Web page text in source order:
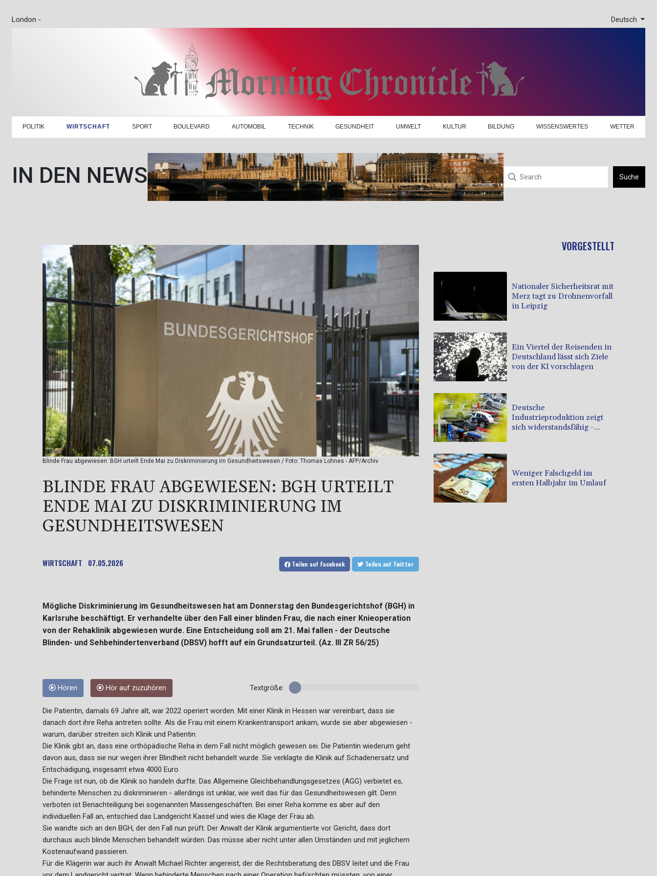
London - Deutsch
POLITIK WIRTSCHAFT SPORT BOULEVARD AUTOMOBIL TECHNIK GESUNDHEIT UMWELT KULTUR BILDUNG WISSENSWERTES WETTER
IN DEN NEWS Suche
Blinde Frau abgewiesen: BGH urteilt Ende Mai zu Diskriminierung im Gesundheitswesen / Foto: Thomas Lohnes - AFP/Archiv
BLINDE FRAU ABGEWIESEN: BGH URTEILT
ENDE MAI ZU DISKRIMINIERUNG IM
GESUNDHEITSWESEN
WIRTSCHAFT 07.05.2026 Teilen auf Facebook Teilen auf Twitter
Mögliche Diskriminierung im Gesundheitswesen hat am Donnerstag den Bundesgerichtshof (BGH) in
Karlsruhe beschäftigt. Er verhandelte über den Fall einer blinden Frau, die nach einer Knieoperation
von der Rehaklinik abgewiesen wurde. Eine Entscheidung soll am 21. Mai fallen - der Deutsche
Blinden- und Sehbehindertenverband (DBSV) hofft auf ein Grundsatzurteil. (Az. III ZR 56/25)
Hören Hör auf zuzuhören Textgröße:
Die Patientin, damals 69 Jahre alt, war 2022 operiert worden. Mit einer Klinik in Hessen war vereinbart, dass sie
danach dort ihre Reha antreten sollte. Als die Frau mit einem Krankentransport ankam, wurde sie aber abgewiesen -
warum, darüber streiten sich Klinik und Patientin.
Die Klinik gibt an, dass eine orthöpädische Reha in dem Fall nicht möglich gewesen sei. Die Patientin wiederum geht
davon aus, dass sie nur wegen ihrer Blindheit nicht behandelt wurde. Sie verklagte die Klinik auf Schadenersatz und
Entschädigung, insgesamt etwa 4000 Euro.
Die Frage ist nun, ob die Klinik so handeln durfte. Das Allgemeine Gleichbehandlungsgesetzes (AGG) verbietet es,
behinderte Menschen zu diskriminieren - allerdings ist unklar, wie weit das für das Gesundheitswesen gilt. Denn
verboten ist Benachteiligung bei sogenannten Massengeschäften. Bei einer Reha komme es aber auf den
individuellen Fall an, entschied das Landgericht Kassel und wies die Klage der Frau ab.
Sie wandte sich an den BGH, der den Fall nun prüft. Der Anwalt der Klinik argumentierte vor Gericht, dass dort
durchaus auch blinde Menschen behandelt würden. Das müsse aber nicht unter allen Umständen und mit jeglichem
Kostenaufwand passieren.
Für die Klägerin war auch ihr Anwalt Michael Richter angereist, der die Rechtsberatung des DBSV leitet und die Frau
VORGESTELLT
Nationaler Sicherheitsrat mit
Merz tagt zu Drohnenvorfall
in Leipzig
Ein Viertel der Reisenden in
Deutschland lässt sich Ziele
von der KI vorschlagen
Deutsche
Industrieproduktion zeigt
sich widerstandsfähig -
Weniger Falschgeld im
ersten Halbjahr im Umlauf